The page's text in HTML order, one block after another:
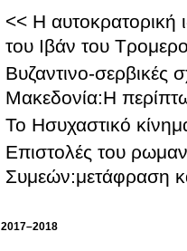
<< Η αυτοκρατορική
του Ιβάν του
Βυζαντινο-σερβικές
Μακεδονία:Η
Το Ησυχαστικό
Επιστολές του
Συμεών:μετάφραση
2017–2018